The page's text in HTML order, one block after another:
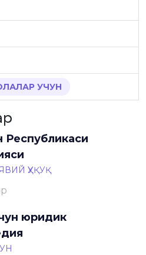
УЧУН
Республикаси
ҲУҚУҚ
юридик